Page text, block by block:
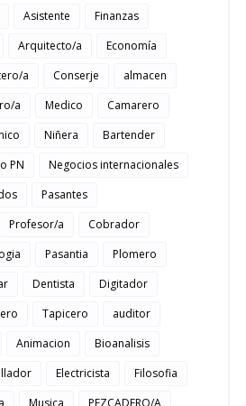
Asistente
Finanzas
Arquitecto/a
Economía
a Conserje
almacen
a Medico
Camarero
Niñera
Bartender
PN
Negocios internacionales
Pasantes
Profesor/a
Cobrador
Pasantia
Plomero
Dentista
Digitador
Tapicero
auditor
Animacion
Bioanalisis
Electricista
Filosofia
Musica
PEZCADERO/A